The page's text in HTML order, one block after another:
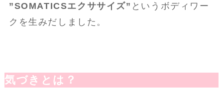
”SOMATICSエクササイズ” というボディワー
クを生みだしました。
気づきとは？